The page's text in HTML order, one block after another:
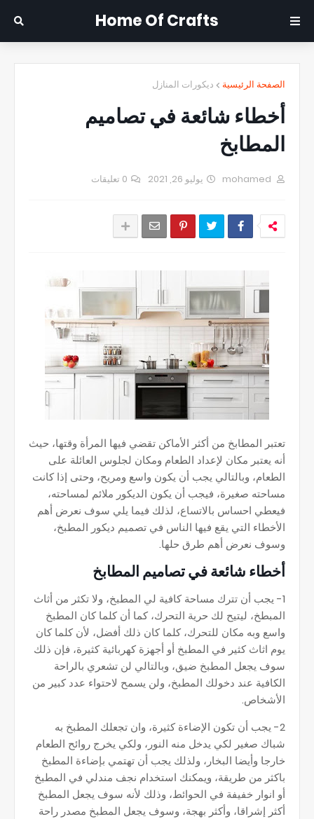
Home Of Crafts
الصفحة الرئيسية ديكورات المنازل
أخطاء شائعة في تصاميم
المطابخ
يوليو 26, 2021 0 تعليقات
تعتبر المطابخ من أكثر الأماكن تقضي فيها المرأة وقتها، حيث
أنه يعتبر مكان لإعداد الطعام ومكان لجلوس العائلة على
الطعام، وبالتالي يجب أن يكون واسع ومريح، وحتى إذا كانت
مساحته صغيرة، فيجب أن يكون الديكور ملائم لمساحته،
فيعطي احساس بالاتساع، لذلك فيما يلي سوف نعرض أهم
الأخطاء التي يقع فيها الناس في تصميم ديكور المطبخ،
وسوف نعرض أهم طرق حلها.
أخطاء شائعة في تصاميم المطابخ
1- يجب أن تترك مساحة كافية لي المطبخ، ولا تكثر من أثاث
المبطخ، ليتيح لك حرية التحرك، كما أن كلما كان المطبخ
واسع وبه مكان للتحرك، كلما كان ذلك أفضل، لأن كلما كان
يوم اثاث كثير في المطبخ أو أجهزة كهربائية كثيرة، فإن ذلك
سوف يجعل المطبخ ضيق، وبالتالي لن تشعري بالراحة
الكافية عند دخولك المطبخ، ولن يسمح لاحتواء عدد كبير من
الأشخاص.
2- يجب أن تكون الإضاءة كثيرة، وان تجعلك المطبخ به
شباك صغير لكي يدخل منه النور، ولكي يخرج روائح الطعام
خارجا وأيضا البخار، ولذلك يجب أن تهتمي بإضاءة المطبخ
باكثر من طريقة، ويمكنك استخدام نجف مندلي في المطبخ
أو انوار خفيفة في الحوائط، وذلك لأنه سوف يجعل المطبخ
أكثر إشراقا، وأكثر بهجة، وسوف يجعل المطبخ مصدر راحة